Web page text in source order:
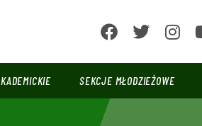
SEKCJE MŁODZIEŻOWE